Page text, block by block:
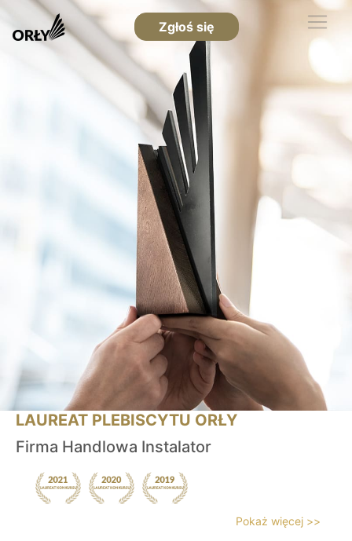
Zgłoś się
LAUREAT PLEBISCYTU ORŁY
Firma Handlowa Instalator
Pokaż więcej >>